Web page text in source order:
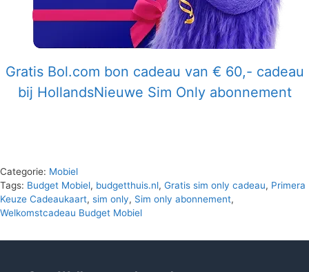
Gratis Bol.com bon cadeau van € 60,- cadeau
bij HollandsNieuwe Sim Only abonnement
Categorie: Mobiel
Tags: Budget Mobiel, budgetthuis.nl, Gratis sim only cadeau, Primera
Keuze Cadeaukaart, sim only, Sim only abonnement,
Welkomstcadeau Budget Mobiel